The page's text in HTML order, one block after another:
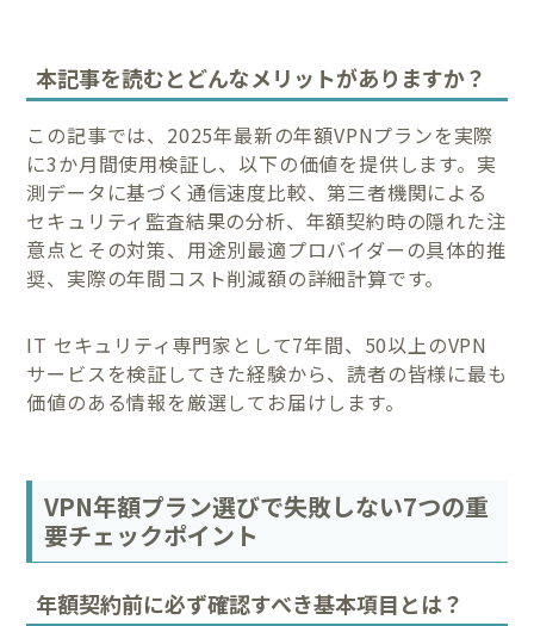
本記事を読むとどんなメリットがありますか？
この記事では、2025年最新の年額VPNプランを実際
に3か月間使用検証し、以下の価値を提供します。実
測データに基づく通信速度比較、第三者機関による
セキュリティ監査結果の分析、年額契約時の隠れた注
意点とその対策、用途別最適プロバイダーの具体的推
奨、実際の年間コスト削減額の詳細計算です。
IT セキュリティ専門家として7年間、50以上のVPN
サービスを検証してきた経験から、読者の皆様に最も
価値のある情報を厳選してお届けします。
VPN年額プラン選びで失敗しない7つの重
要チェックポイント
年額契約前に必ず確認すべき基本項目とは？